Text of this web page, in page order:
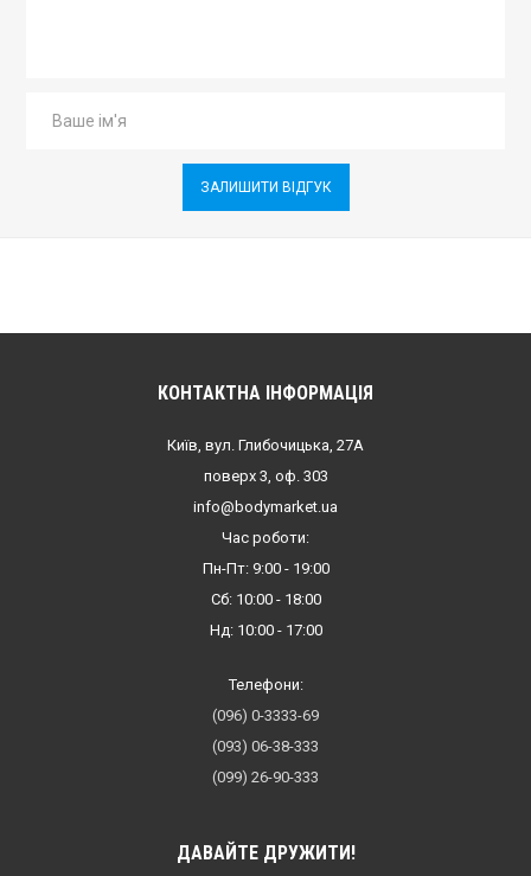
ЗАЛИШИТИ ВІДГУК
КОНТАКТНА ІНФОРМАЦІЯ
Київ, вул. Глибочицька, 27А
поверх 3, оф. 303
info@bodymarket.ua
Час роботи:
Пн-Пт: 9:00 - 19:00
Сб: 10:00 - 18:00
Нд: 10:00 - 17:00
Телефони:
(096) 0-3333-69
(093) 06-38-333
(099) 26-90-333
ДАВАЙТЕ ДРУЖИТИ!